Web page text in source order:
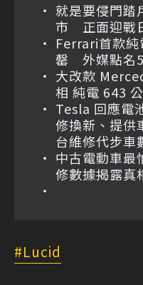
就是要侵門踏
市 正面迎戰
Ferrari首款
罄 外媒點名5
大改款
相 純電 643
Tesla 回應電
修換新、提供
台維修代步車
中古電動車最
修數據揭露真
Lucid